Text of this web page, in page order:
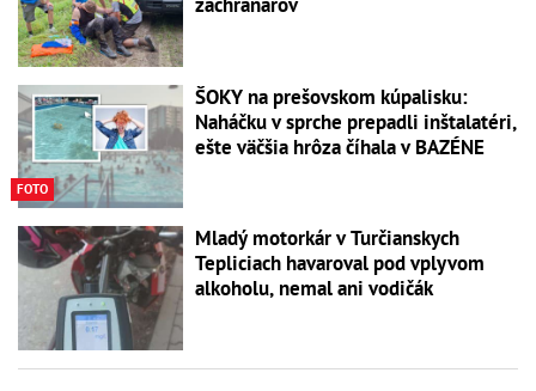
FOTO
ŠOKY na prešovskom kúpalisku:
Naháčku v sprche prepadli inštalatéri,
ešte väčšia hrôza číhala v BAZÉNE
Mladý motorkár v Turčianskych
Tepliciach havaroval pod vplyvom
alkoholu, nemal ani vodičák